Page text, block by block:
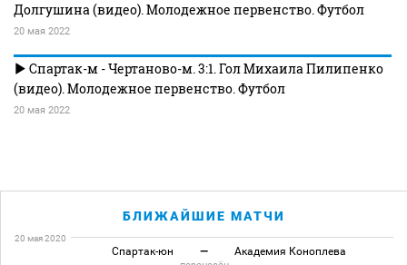
Долгушина (видео). Молодежное первенство. Футбол
20 мая 2022
Спартак-м - Чертаново-м. 3:1. Гол Михаила Пилипенко
(видео). Молодежное первенство. Футбол
20 мая 2022
БЛИЖАЙШИЕ МАТЧИ
20 мая 2020
Спартак-юн — Академия Коноплева